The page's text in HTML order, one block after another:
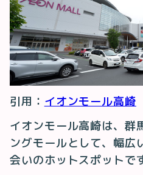
引用： イオンモール高崎
イオンモール高崎は、群
ングモールとして、幅広
会いのホットスポットで